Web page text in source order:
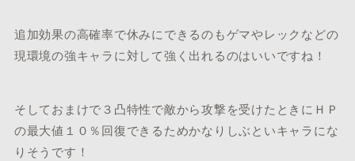
追加効果の高確率で休みにできるのもゲマやレックなどの
現環境の強キャラに対して強く出れるのはいいですね！
そしておまけで３凸特性で敵から攻撃を受けたときにＨＰ
の最大値１０％回復できるためかなりしぶといキャラにな
りそうです！